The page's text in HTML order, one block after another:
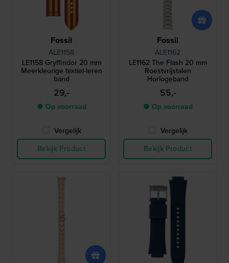
Fossil
ALE1158
LE1158 Gryffindor 20 mm
Meerkleurige textiel-leren
band
29,-
● Op voorraad
Vergelijk
Bekijk Product
Fossil
ALE1162
LE1162 The Flash 20 mm
Roestvrijstalen
Horlogeband
55,-
● Op voorraad
Vergelijk
Bekijk Product